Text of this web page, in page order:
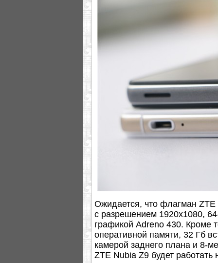
Ожидается, что флагман
с разрешением 1920x1080,
графикой Adreno 430. Кроме
оперативной памяти, 32 Гб
камерой заднего плана и 8-
ZTE Nubia Z9 будет работать